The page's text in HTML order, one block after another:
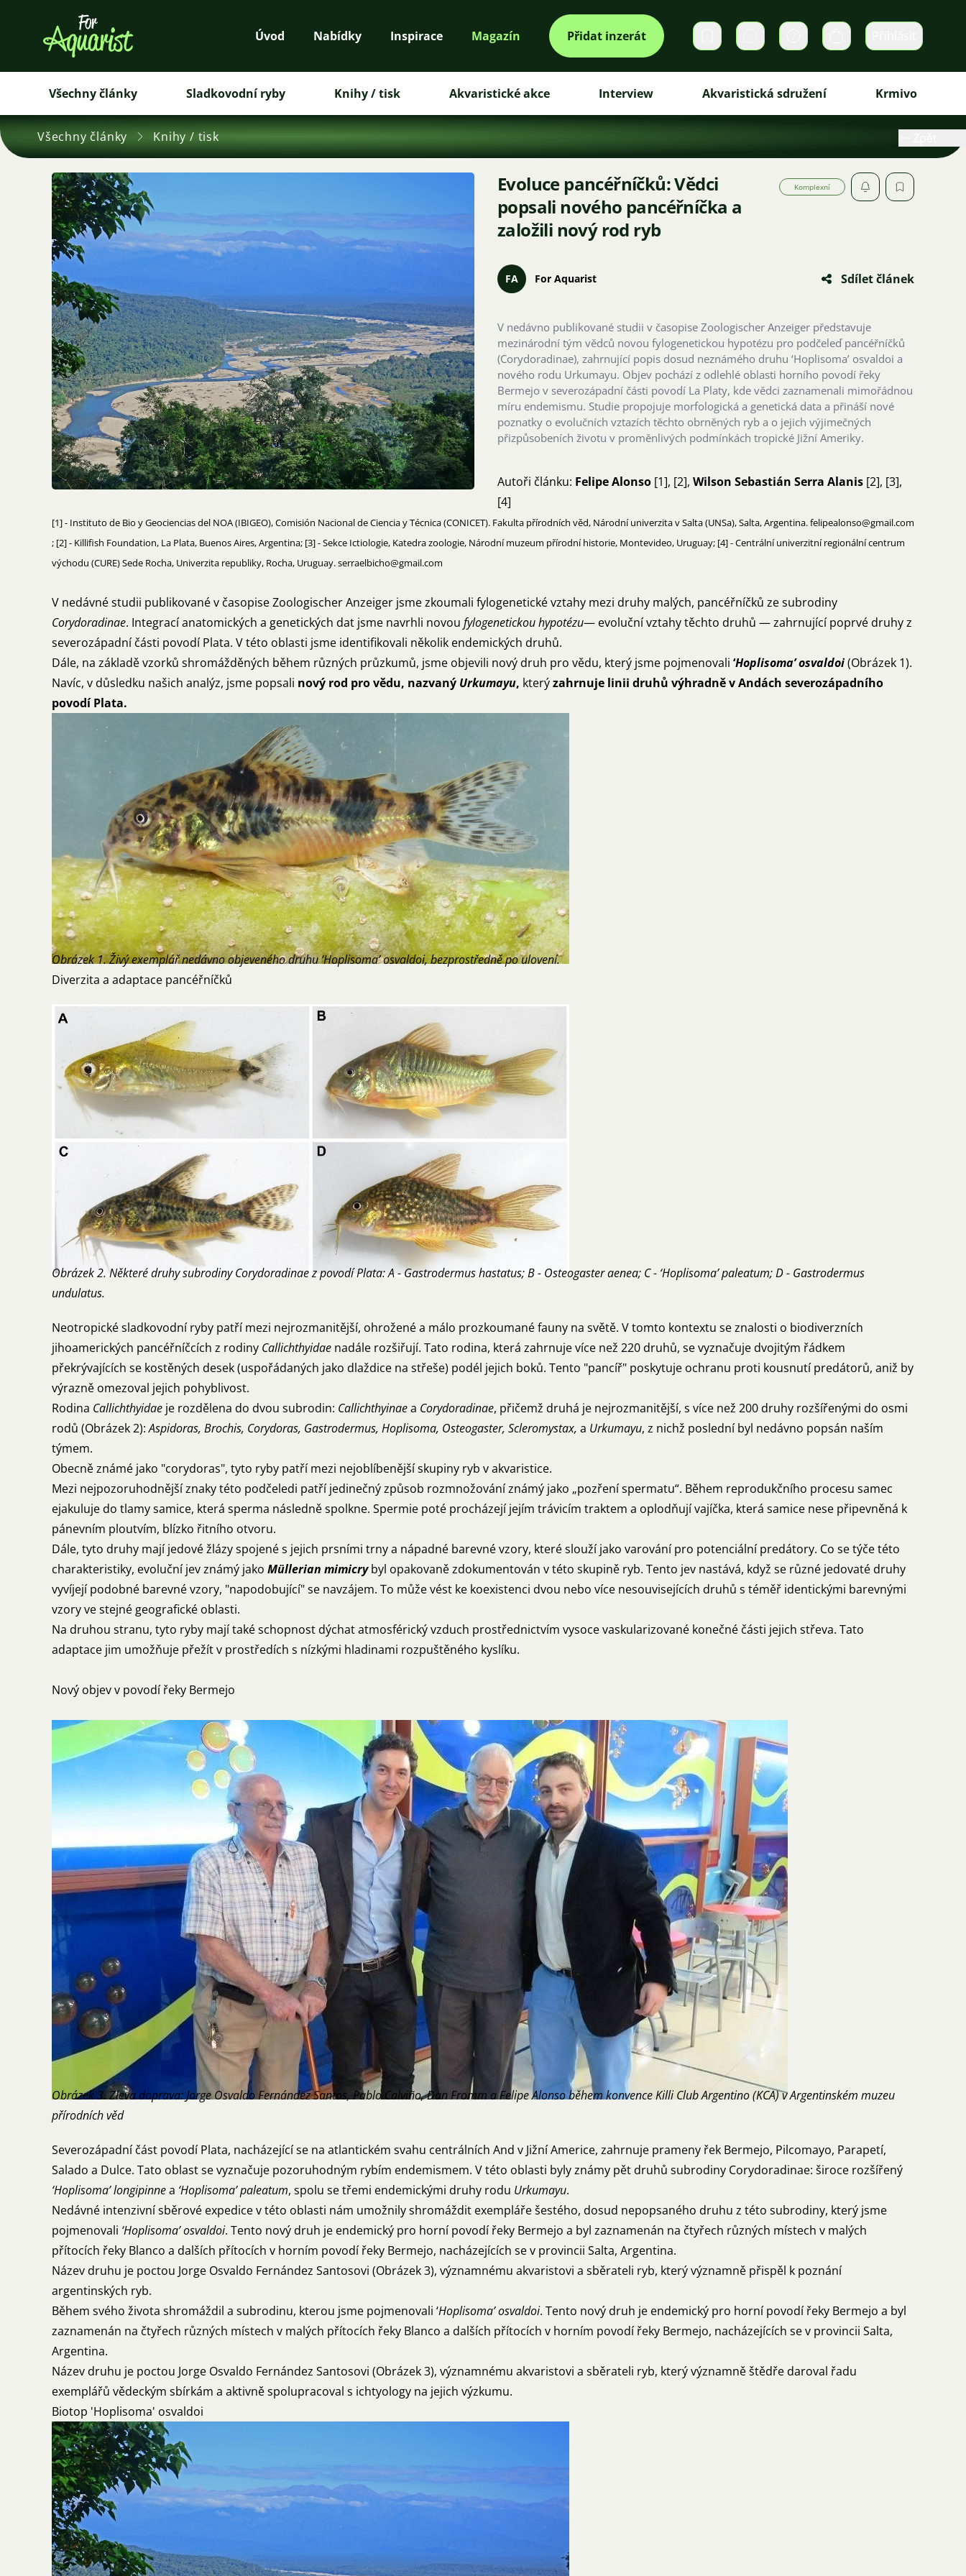
Úvod Nabídky Inspirace Magazín Přidat inzerát Soukromé zprávy Košík
Všechny články Sladkovodní ryby Knihy / tisk Akvaristické akce Interview Akvaristická sdružení Krmivo
Všechny články Knihy / tisk
Evoluce pancéřníčků: Vědci
popsali nového pancéřníčka a
založili nový rod ryb
Komplexní
FA For Aquarist Sdílet článek
V nedávno publikované studii v časopise Zoologischer Anzeiger představuje
mezinárodní tým vědců novou fylogenetickou hypotézu pro podčeleď pancéřníčků
(Corydoradinae), zahrnující popis dosud neznámého druhu ‘Hoplisoma’ osvaldoi a
nového rodu Urkumayu. Objev pochází z odlehlé oblasti horního povodí řeky
Bermejo v severozápadní části povodí La Platy, kde vědci zaznamenali mimořádnou
míru endemismu. Studie propojuje morfologická a genetická data a přináší nové
poznatky o evolučních vztazích těchto obrněných ryb a o jejich výjimečných
přizpůsobeních životu v proměnlivých podmínkách tropické Jižní Ameriky.
Autoři článku: Felipe Alonso [1], [2], Wilson Sebastián Serra Alanis [2], [3],
[4]
[1] - Instituto de Bio y Geociencias del NOA (IBIGEO), Comisión Nacional de Ciencia y Técnica (CONICET). Fakulta přírodních věd, Národní univerzita v Salta (UNSa), Salta, Argentina. felipealonso@gmail.com
; [2] - Killifish Foundation, La Plata, Buenos Aires, Argentina; [3] - Sekce Ictiologie, Katedra zoologie, Národní muzeum přírodní historie, Montevideo, Uruguay; [4] - Centrální univerzitní regionální centrum
východu (CURE) Sede Rocha, Univerzita republiky, Rocha, Uruguay. serraelbicho@gmail.com
V nedávné studii publikované v časopise Zoologischer Anzeiger jsme zkoumali fylogenetické vztahy mezi druhy malých, pancéřníčků ze subrodiny
Corydoradinae. Integrací anatomických a genetických dat jsme navrhli novou fylogenetickou hypotézu— evoluční vztahy těchto druhů — zahrnující poprvé druhy z
severozápadní části povodí Plata. V této oblasti jsme identifikovali několik endemických druhů.
Dále, na základě vzorků shromážděných během různých průzkumů, jsme objevili nový druh pro vědu, který jsme pojmenovali ‘Hoplisoma’ osvaldoi(Obrázek 1).
Navíc, v důsledku našich analýz, jsme popsali nový rod pro vědu, nazvaný Urkumayu, kterýzahrnuje linii druhů výhradně v Andách severozápadního
povodí Plata.
Obrázek 1. Živý exemplář nedávno objeveného druhu ‘Hoplisoma’ osvaldoi, bezprostředně po ulovení.
Diverzita a adaptace pancéřníčků
Obrázek 2. Některé druhy subrodiny Corydoradinae z povodí Plata: A - Gastrodermus hastatus; B - Osteogaster aenea; C - ‘Hoplisoma’ paleatum; D - Gastrodermus
undulatus.
Neotropické sladkovodní ryby patří mezi nejrozmanitější, ohrožené a málo prozkoumané fauny na světě. V tomto kontextu se znalosti o biodiverzních
jihoamerických pancéřníčcích z rodiny Callichthyidae nadále rozšiřují. Tato rodina, která zahrnuje více než 220 druhů, se vyznačuje dvojitým řádkem
překrývajících se kostěných desek (uspořádaných jako dlaždice na střeše) podél jejich boků. Tento "pancíř" poskytuje ochranu proti kousnutí predátorů, aniž by
výrazně omezoval jejich pohyblivost.
Rodina Callichthyidae je rozdělena do dvou subrodin: Callichthyinaea Corydoradinae, přičemž druhá je nejrozmanitější, s více než 200 druhy rozšířenými do osmi
rodů (Obrázek 2):Aspidoras, Brochis, Corydoras, Gastrodermus, Hoplisoma, Osteogaster, Scleromystax, a Urkumayu, z nichž poslední byl nedávno popsán naším
týmem.
Obecně známé jako "corydoras", tyto ryby patří mezi nejoblíbenější skupiny ryb v akvaristice.
Mezi nejpozoruhodnější znaky této podčeledi patří jedinečný způsob rozmnožování známý jako „pozření spermatu“. Během reprodukčního procesu samec
ejakuluje do tlamy samice, která sperma následně spolkne. Spermie poté procházejí jejím trávicím traktem a oplodňují vajíčka, která samice nese připevněná k
pánevním ploutvím, blízko řitního otvoru.
Dále, tyto druhy mají jedové žlázy spojené s jejich prsními trny a nápadné barevné vzory, které slouží jako varování pro potenciální predátory. Co se týče této
charakteristiky, evoluční jev známý jako Müllerian mimicrybyl opakovaně zdokumentován v této skupině ryb. Tento jev nastává, když se různé jedovaté druhy
vyvíjejí podobné barevné vzory, "napodobující" se navzájem. To může vést ke koexistenci dvou nebo více nesouvisejících druhů s téměř identickými barevnými
vzory ve stejné geografické oblasti.
Na druhou stranu, tyto ryby mají také schopnost dýchat atmosférický vzduch prostřednictvím vysoce vaskularizované konečné části jejich střeva. Tato
adaptace jim umožňuje přežít v prostředích s nízkými hladinami rozpuštěného kyslíku.
Nový objev v povodí řeky Bermejo
Obrázek 3. Zleva doprava: Jorge Osvaldo Fernández Santos, Pablo Calviño, Dan Fromm a Felipe Alonso během konvence Killi Club Argentino (KCA) v Argentinském muzeu
přírodních věd
Severozápadní část povodí Plata, nacházející se na atlantickém svahu centrálních And v Jižní Americe, zahrnuje prameny řek Bermejo, Pilcomayo, Parapetí,
Salado a Dulce. Tato oblast se vyznačuje pozoruhodným rybím endemismem. V této oblasti byly známy pět druhů subrodiny Corydoradinae: široce rozšířený
‘Hoplisoma’ longipinnea ‘Hoplisoma’ paleatum, spolu se třemi endemickými druhy rodu Urkumayu.
Nedávné intenzivní sběrové expedice v této oblasti nám umožnily shromáždit exempláře šestého, dosud nepopsaného druhu z této subrodiny, který jsme
pojmenovali ‘Hoplisoma’ osvaldoi. Tento nový druh je endemický pro horní povodí řeky Bermejo a byl zaznamenán na čtyřech různých místech v malých
přítocích řeky Blanco a dalších přítocích v horním povodí řeky Bermejo, nacházejících se v provincii Salta, Argentina.
Název druhu je poctou Jorge Osvaldo Fernández Santosovi (Obrázek 3), významnému akvaristovi a sběrateli ryb, který významně přispěl k poznání
argentinských ryb.
Během svého života shromáždil a subrodinu, kterou jsme pojmenovali ‘Hoplisoma’ osvaldoi. Tento nový druh je endemický pro horní povodí řeky Bermejo a byl
zaznamenán na čtyřech různých místech v malých přítocích řeky Blanco a dalších přítocích v horním povodí řeky Bermejo, nacházejících se v provincii Salta,
Argentina.
Název druhu je poctou Jorge Osvaldo Fernández Santosovi (Obrázek 3), významnému akvaristovi a sběrateli ryb, který významně štědře daroval řadu
exemplářů vědeckým sbírkám a aktivně spolupracoval s ichtyology na jejich výzkumu.
Biotop 'Hoplisoma' osvaldoi